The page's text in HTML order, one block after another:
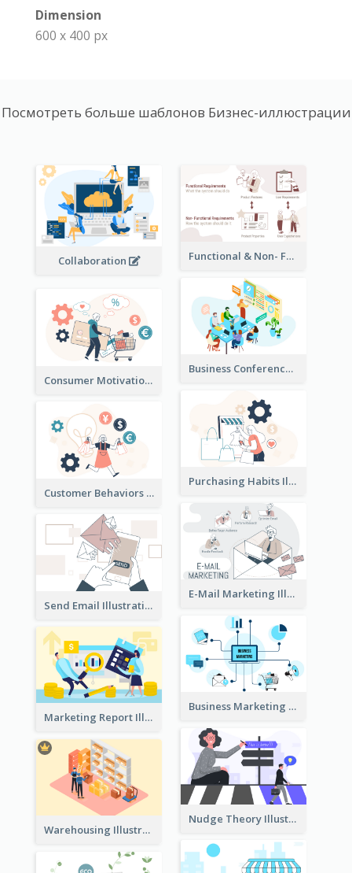
Dimension
600 x 400 px
Посмотреть больше шаблонов Бизнес-иллюстрации
Collaboration Functional & Non- Functional Requirements Illustration
Business Conference Illustration
Consumer Motivation Illustration
Purchasing Habits Illustration
Customer Behaviors Illustration
E-Mail Marketing Illustration
Send Email Illustration
Business Marketing
Marketing Report Illustration
Nudge Theory Illustration
Warehousing Illustration